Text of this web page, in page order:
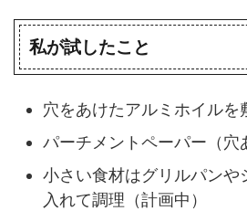
私が試したこと
穴をあけたアルミホイルを
パーチメントペーパー（穴
小さい食材はグリルパンや
入れて調理（計画中）